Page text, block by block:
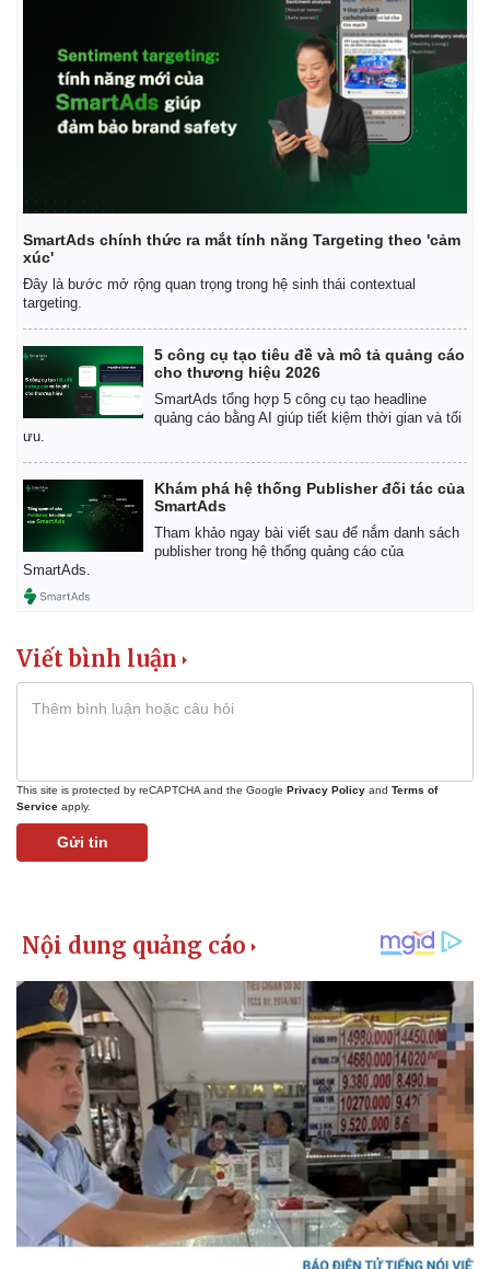
SmartAds chính thức ra mắt tính năng Targeting theo 'cảm
xúc'
Đây là bước mở rộng quan trọng trong hệ sinh thái contextual
targeting.
5 công cụ tạo tiêu đề và mô tả quảng cáo
cho thương hiệu 2026
SmartAds tổng hợp 5 công cụ tạo headline
quảng cáo bằng AI giúp tiết kiệm thời gian và tối
ưu.
Khám phá hệ thống Publisher đối tác của
SmartAds
Tham khảo ngay bài viết sau để nắm danh sách
publisher trong hệ thống quảng cáo của
SmartAds.
Viết bình luận
This site is protected by reCAPTCHA and the Google Privacy Policy and Terms of
Service apply.
Gửi tin